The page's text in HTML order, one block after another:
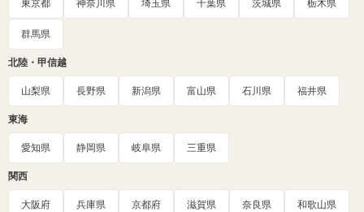
東京都 神奈川県 埼玉県 千葉県 茨城県 栃木県
群馬県
北陸・甲信越
山梨県 長野県 新潟県 富山県 石川県 福井県
東海
愛知県 静岡県 岐阜県 三重県
関西
大阪府 兵庫県 京都府 滋賀県 奈良県 和歌山県